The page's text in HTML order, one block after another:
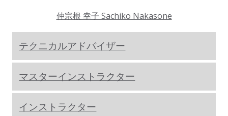
仲宗根 幸子 Sachiko Nakasone
テクニカルアドバイザー
マスターインストラクター
インストラクター